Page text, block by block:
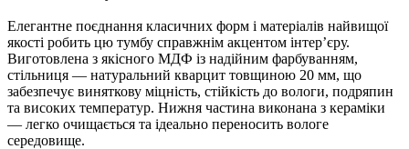
Елегантне поєднання класичних форм і матеріалів найвищої
якості робить цю тумбу справжнім акцентом інтер’єру.
Виготовлена з якісного МДФ із надійним фарбуванням,
стільниця — натуральний кварцит товщиною 20 мм, що
забезпечує виняткову міцність, стійкість до вологи, подряпин
та високих температур. Нижня частина виконана з кераміки
— легко очищається та ідеально переносить вологе
середовище.